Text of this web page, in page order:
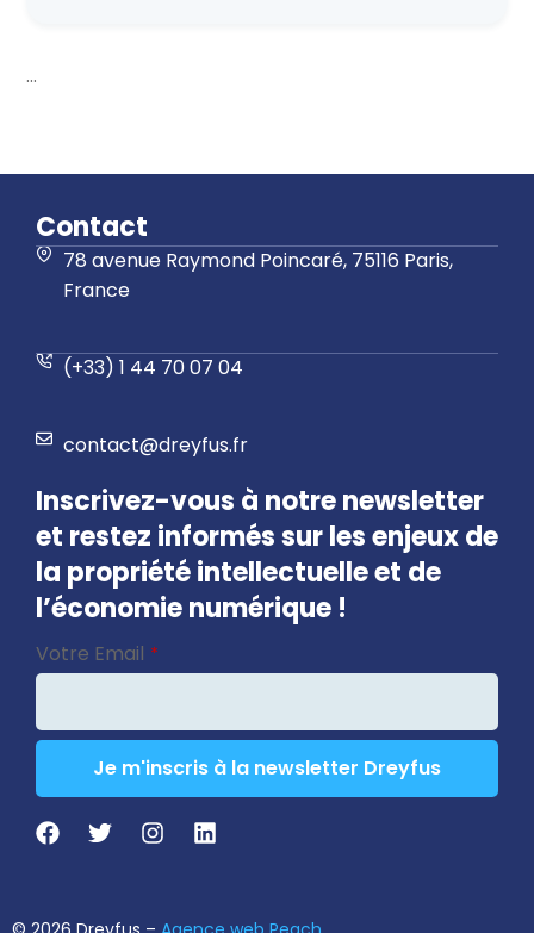
...
Contact
78 avenue Raymond Poincaré, 75116 Paris,
France
(+33) 1 44 70 07 04
contact@dreyfus.fr
Inscrivez-vous à notre newsletter
et restez informés sur les enjeux de
la propriété intellectuelle et de
l’économie numérique !
Phone
Number *
Votre Email *
Je m'inscris à la newsletter Dreyfus